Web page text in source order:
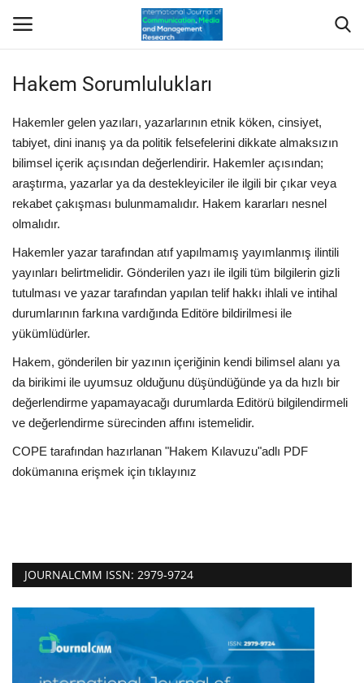
Giriş Yap Kayıt Ol
Anasayfa
Hakkımızda
Yayımcı/Dergi Kurulları
Dergi
Indeksler
Hakem Sorumlulukları
Hakemler gelen yazıları, yazarlarının etnik köken, cinsiyet,
tabiyet, dini inanış ya da politik felsefelerini dikkate almaksızın
bilimsel içerik açısından değerlendirir. Hakemler açısından;
araştırma, yazarlar ya da destekleyiciler ile ilgili bir çıkar veya
rekabet çakışması bulunmamalıdır. Hakem kararları nesnel
olmalıdır.
Hakemler yazar tarafından atıf yapılmamış yayımlanmış ilintili
yayınları belirtmelidir. Gönderilen yazı ile ilgili tüm bilgilerin gizli
tutulması ve yazar tarafından yapılan telif hakkı ihlali ve intihal
durumlarının farkına vardığında Editöre bildirilmesi ile
yükümlüdürler.
Hakem, gönderilen bir yazının içeriğinin kendi bilimsel alanı ya
da birikimi ile uyumsuz olduğunu düşündüğünde ya da hızlı bir
değerlendirme yapamayacağı durumlarda Editörü bilgilendirmeli
ve değerlendirme sürecinden affını istemelidir.
COPE tarafından hazırlanan "Hakem Kılavuzu"adlı PDF
dokümanına erişmek için tıklayınız
JOURNALCMM ISSN: 2979-9724